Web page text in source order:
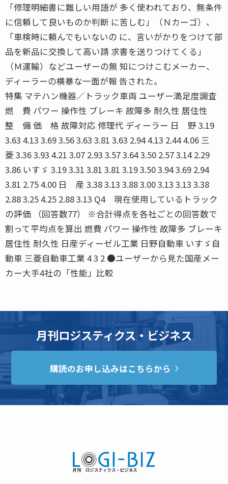
「修理明細書に難しい用語が 多く使われており、無条件
に信頼して良いものか判断 に苦しむ」（Ｎカーゴ）、
「車検時に頼んでもいないの に、言いがかりをつけて部
品を新品に交換して高い請 求書を送りつけてくる」
（Ｍ運輸）などユーザーの無 知につけこむメーカー、
ディーラーの横暴な一面が報 告された。
特集 マテハン機器／トラック車両 ユーザー満足度調査
燃 費 パワー 操作性 ブレーキ 故障多 耐久性 居住性
整 備 価 格 故障対応 修理代 ディーラー 日 野 3.19
3.63 4.13 3.69 3.56 3.63 3.81 3.63 2.94 4.13 2.44 4.06 三
菱 3.36 3.93 4.21 3.07 2.93 3.57 3.64 3.50 2.57 3.14 2.29
3.86 いすゞ 3.19 3.31 3.81 3.81 3.19 3.50 3.94 3.69 2.94
3.81 2.75 4.00 日 産 3.38 3.13 3.88 3.00 3.13 3.13 3.38
2.88 3.25 4.25 2.88 3.13 Q4 現在使用しているトラック
の評価 （回答数77） ※合計得点を各社ごとの回答数で
割って平均点を算出 燃費 パワー 操作性 故障多 ブレーキ
居住性 耐久性 日産ディーゼル工業 日野自動車 いすゞ自
動車 三菱自動車工業 4 3 2 ●ユーザーから見た国産メー
カー大手4社の「性能」比較
月刊ロジスティクス・ビジネス
購読のお申し込みはこちらから